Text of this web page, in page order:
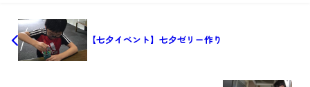
【七夕イベント】七夕ゼリー作り